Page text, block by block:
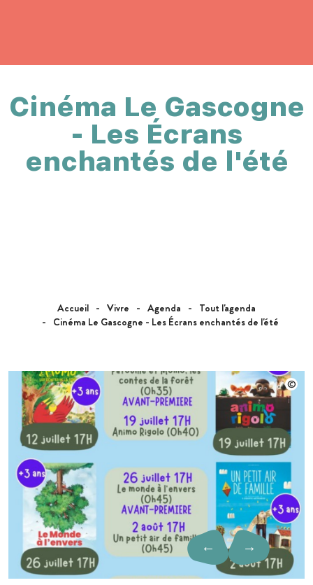
Accueil Vivre Agenda
Tout l'agenda
Cinéma Le Gascogne - Les Écrans enchantés de l'été
Cinéma Le Gascogne
- Les Écrans
enchantés de l'été
← →